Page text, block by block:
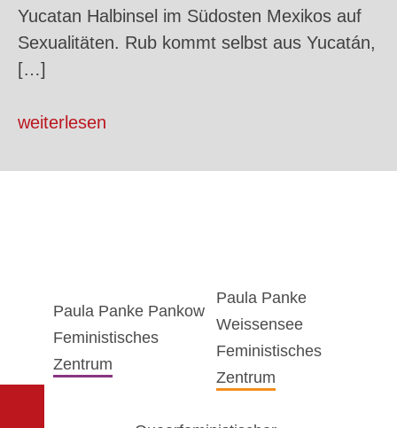
Yucatan Halbinsel im Südosten Mexikos auf
Sexualitäten. Rub kommt selbst aus Yucatán,
[…]
weiterlesen
Paula Panke Pankow
Feministisches
Zentrum
Paula Panke
Weissensee
Feministisches
Zentrum